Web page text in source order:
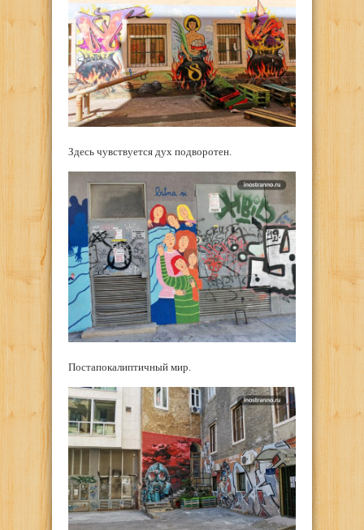
Здесь чувствуется дух подворотен.
Постапокалиптичный мир.